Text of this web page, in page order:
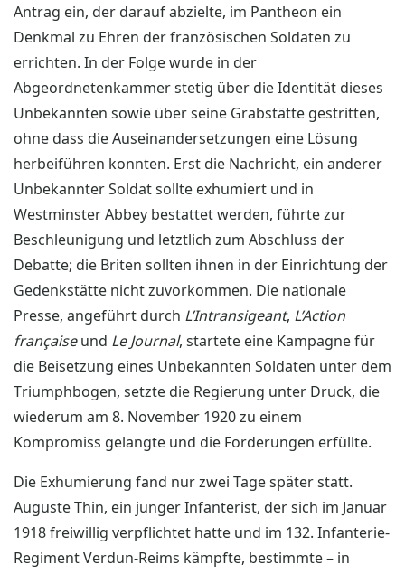
Antrag ein, der darauf abzielte, im Pantheon ein
Denkmal zu Ehren der französischen Soldaten zu
errichten. In der Folge wurde in der
Abgeordnetenkammer stetig über die Identität dieses
Unbekannten sowie über seine Grabstätte gestritten,
ohne dass die Auseinandersetzungen eine Lösung
herbeiführen konnten. Erst die Nachricht, ein anderer
Unbekannter Soldat sollte exhumiert und in
Westminster Abbey bestattet werden, führte zur
Beschleunigung und letztlich zum Abschluss der
Debatte; die Briten sollten ihnen in der Einrichtung der
Gedenkstätte nicht zuvorkommen. Die nationale
Presse, angeführt durch L’Intransigeant, L’Action
françaiseund Le Journal, startete eine Kampagne für
die Beisetzung eines Unbekannten Soldaten unter dem
Triumphbogen, setzte die Regierung unter Druck, die
wiederum am 8. November 1920 zu einem
Kompromiss gelangte und die Forderungen erfüllte.
Die Exhumierung fand nur zwei Tage später statt.
Auguste Thin, ein junger Infanterist, der sich im Januar
1918 freiwillig verpflichtet hatte und im 132. Infanterie-
Regiment Verdun-Reims kämpfte, bestimmte – in